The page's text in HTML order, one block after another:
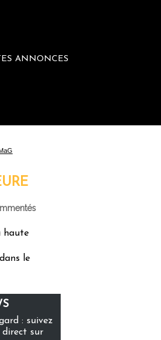
ANNONCES
non conforme :
haute
le
: suivez
direct sur